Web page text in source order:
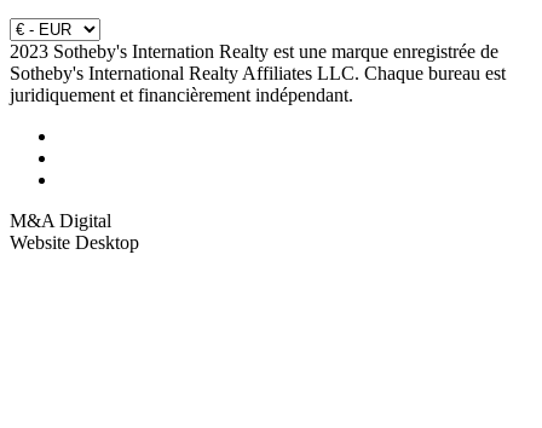
2023 Sotheby's Internation Realty est une marque enregistrée de
Sotheby's International Realty Affiliates LLC. Chaque bureau est
juridiquement et financièrement indépendant.
M&A Digital
Website Desktop